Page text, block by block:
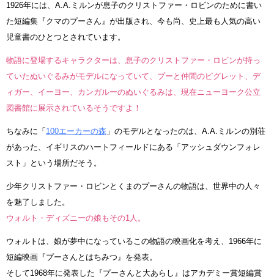
1926年には、A.A.ミルンが息子のクリストファー・ロビンのために書い
た短編集『クマのプーさん』が出版され、今も尚、史上最も人気の高い
児童書のひとつとされています。
物語に登場するキャラクターは、息子のクリストファー・ロビンが持っ
ていたぬいぐるみがモデルになっていて、プーと仲間のピグレット、デ
ィガー、イーヨー、カンガルーのぬいぐるみは、現在ニューヨーク公立
図書館に展示されているそうですよ！
ちなみに「 100エーカーの森 」のモデルとなったのは、A.A.ミルンの別荘
があった、イギリスのハートフィールドにある「アッシュダウンフォレ
スト」という場所だそう。
少年クリストファー・ロビンとくまのプーさんの物語は、世界中の人々
を魅了しました。
ウォルト・ディズニーの娘もその1人。
ウォルトは、娘が夢中になっているこの物語の映画化を考え、1966年に
短編映画『プーさんとはちみつ』を発表。
そして1968年に発表した『プーさんと大あらし』はアカデミー賞短編賞